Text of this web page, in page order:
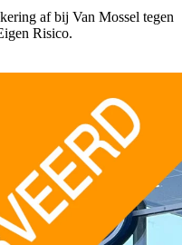
af bij Van Mossel tegen
Risico.